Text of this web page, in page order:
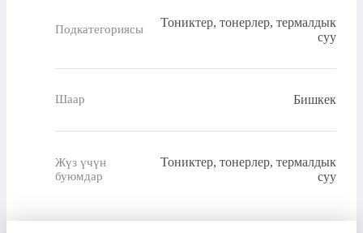
Подкатегориясы
Тониктер, тонерлер, термалдык
суу
Шаар Бишкек
Жүз үчүн
буюмдар
Тониктер, тонерлер, термалдык
суу